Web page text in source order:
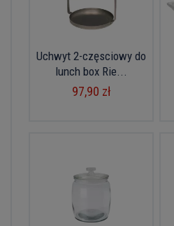
Uchwyt 2-częsciowy do
lunch box Rie...
97,90 zł